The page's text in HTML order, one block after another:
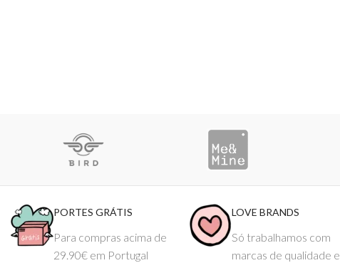
PORTES GRÁTIS
Para compras acima de
29.90€ em Portugal
LOVE BRANDS
Só trabalhamos com
marcas de qualidade e